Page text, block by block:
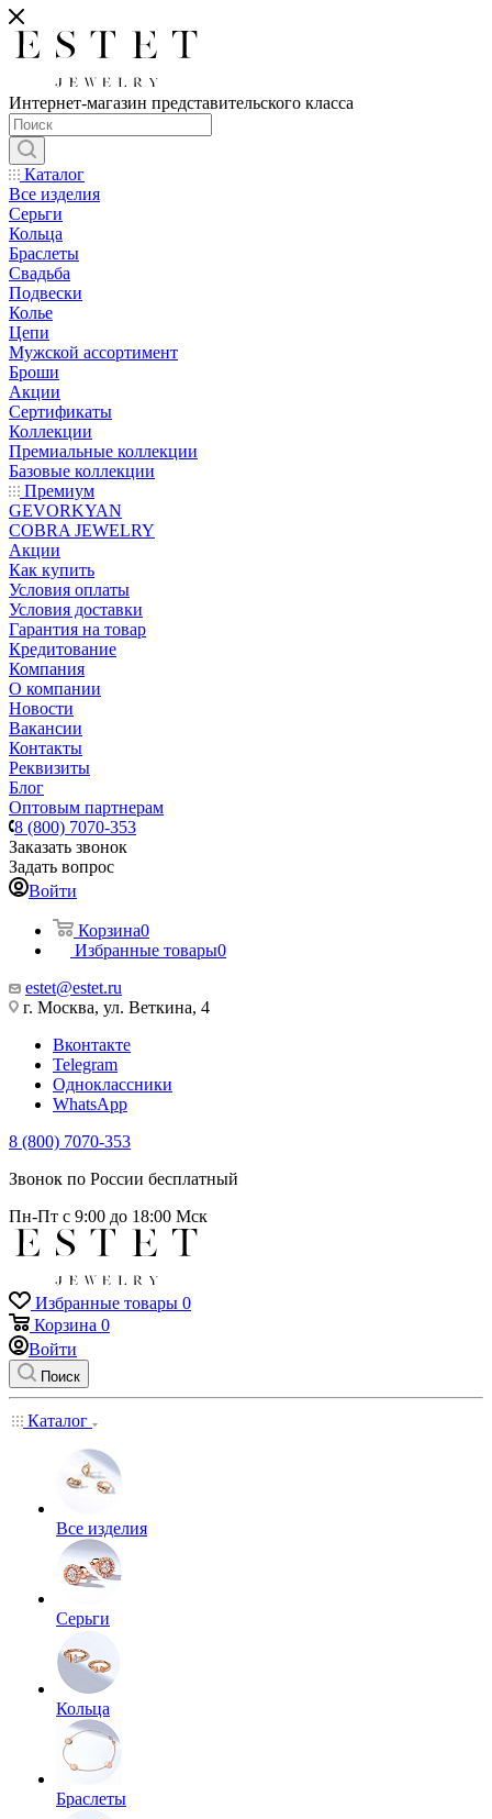
Интернет-магазин представительского класса
Каталог
Все изделия
Серьги
Кольца
Браслеты
Свадьба
Подвески
Колье
Цепи
Мужской ассортимент
Броши
Акции
Сертификаты
Коллекции
Премиальные коллекции
Базовые коллекции
Премиум
GEVORKYAN
COBRA JEWELRY
Акции
Как купить
Условия оплаты
Условия доставки
Гарантия на товар
Кредитование
Компания
О компании
Новости
Вакансии
Контакты
Реквизиты
Блог
Оптовым партнерам
8 (800) 7070-353
Заказать звонок
Задать вопрос
Войти
Корзина0
Избранные товары0
estet@estet.ru
г. Москва, ул. Веткина, 4
Вконтакте
Telegram
Одноклассники
WhatsApp
8 (800) 7070-353
Звонок по России бесплатный
Пн-Пт с 9:00 до 18:00 Мск
Избранные товары 0
Корзина 0
Войти
Поиск
Каталог
Все изделия
Серьги
Кольца
Браслеты